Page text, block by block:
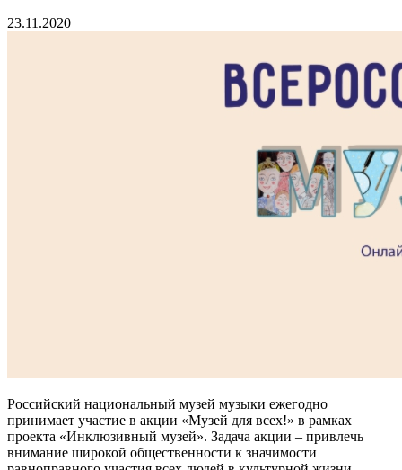
23.11.2020
Российский национальный музей музыки ежегодно
принимает участие в акции «Музей для всех!» в рамках
проекта «Инклюзивный музей». Задача акции – привлечь
внимание широкой общественности к значимости